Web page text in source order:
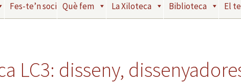
Fes-te’n soci Què fem La Xiloteca Biblioteca El
LC3: disseny,